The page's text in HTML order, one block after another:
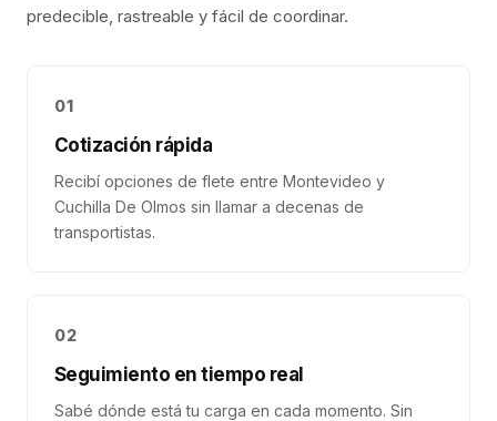
predecible, rastreable y fácil de coordinar.
01
Cotización rápida
Recibí opciones de flete entre Montevideo y
Cuchilla De Olmos sin llamar a decenas de
transportistas.
02
Seguimiento en tiempo real
Sabé dónde está tu carga en cada momento. Sin